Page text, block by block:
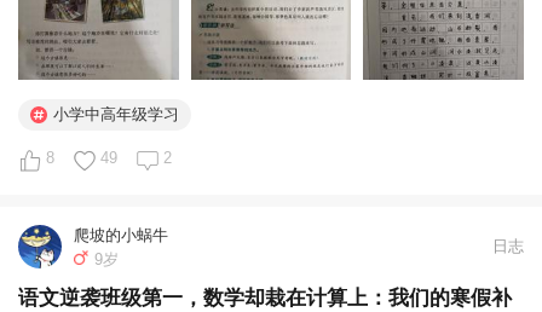
小学中高年级学习
8 49 2
爬坡的小蜗牛
9岁
日志
语文逆袭班级第一，数学却栽在计算上：我们的寒假补